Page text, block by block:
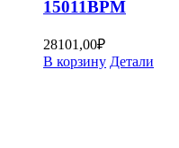
15011BPM
28101,00₽
В корзину Детали